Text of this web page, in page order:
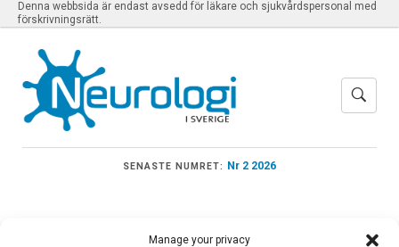
Manage your privacy
Denna webbsida är endast avsedd för läkare och sjukvårdspersonal med
förskrivningsrätt.
SENASTE NUMRET: Nr 2 2026